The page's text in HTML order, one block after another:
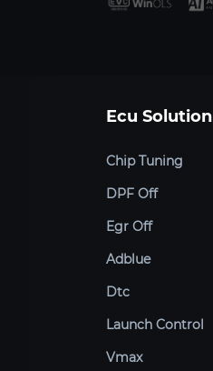
Ecu Solution
Chip Tuning
DPF Off
Egr Off
Adblue
Dtc
Launch Control
Vmax